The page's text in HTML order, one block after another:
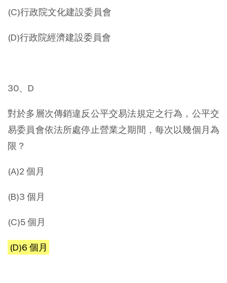
(C)行政院文化建設委員會
(D)行政院經濟建設委員會
30、D
對於多層次傳銷違反公平交易法規定之行為，公平交
易委員會依法所處停止營業之期間，每次以幾個月為
限？
(A)2 個月
(B)3 個月
(C)5 個月
(D)6 個月